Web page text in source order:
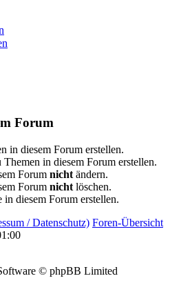
Forum
in diesem Forum erstellen.
in diesem Forum erstellen.
Forum nicht ändern.
Forum nicht löschen.
in diesem Forum erstellen.
/ Datenschutz) Foren-Übersicht
© phpBB Limited